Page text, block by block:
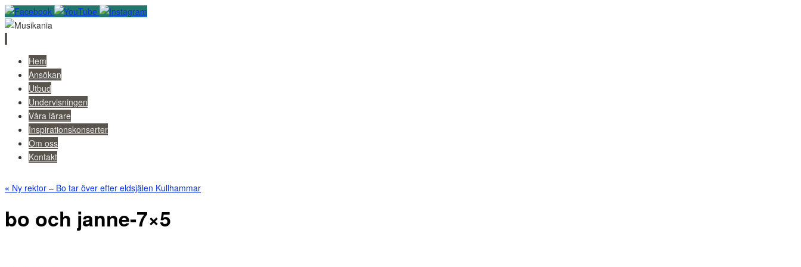
Skip
content
Hem
Ansökan
Utbud
Undervisningen
Våra lärare
Inspirationskonserter
Om oss
Kontakt
« Ny rektor – Bo tar över efter eldsjälen Kullhammar
bo och janne-7×5